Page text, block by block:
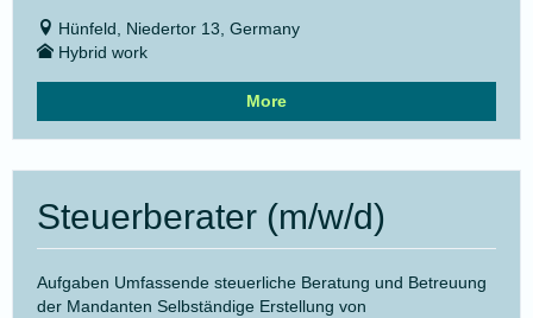
Hünfeld, Niedertor 13, Germany
Hybrid work
More
Steuerberater (m/w/d)
Aufgaben Umfassende steuerliche Beratung und Betreuung
der Mandanten Selbständige Erstellung von